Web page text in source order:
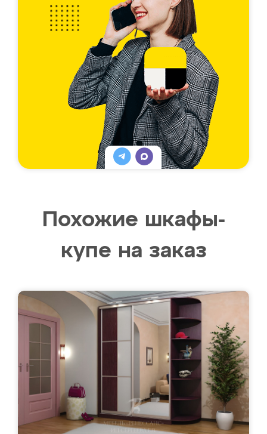
Похожие шкафы-
купе на заказ